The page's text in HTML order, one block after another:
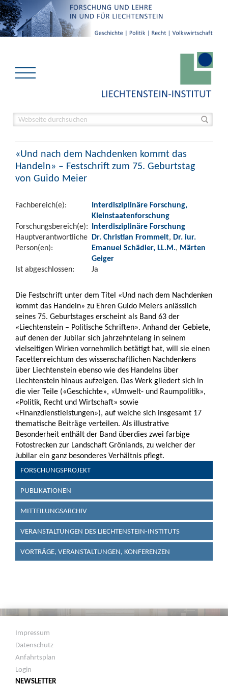
«Und nach dem Nachdenken kommt das
Handeln» – Festschrift zum 75. Geburtstag
von Guido Meier
Fachbereich(e):
Interdisziplinäre Forschung,
Kleinstaatenforschung
Forschungsbereich(e): Interdisziplinäre Forschung
Hauptverantwortliche
Person(en):
Dr. Christian Frommelt, Dr. iur.
Emanuel Schädler, LL.M., Märten
Geiger
Ist abgeschlossen:
Ja
Die Festschrift unter dem Titel «Und nach dem Nachdenken
kommt das Handeln» zu Ehren Guido Meiers anlässlich
seines 75. Geburtstages erscheint als Band 63 der
«Liechtenstein – Politische Schriften». Anhand der Gebiete,
auf denen der Jubilar sich jahrzehntelang in seinem
vielseitigen Wirken vornehmlich betätigt hat, will sie einen
Facettenreichtum des wissenschaftlichen Nachdenkens
über Liechtenstein ebenso wie des Handelns über
Liechtenstein hinaus aufzeigen. Das Werk gliedert sich in
die vier Teile («Geschichte», «Umwelt- und Raumpolitik»,
«Politik, Recht und Wirtschaft» sowie
«Finanzdienstleistungen»), auf welche sich insgesamt 17
thematische Beiträge verteilen. Als illustrative
Besonderheit enthält der Band überdies zwei farbige
Fotostrecken zur Landschaft Grönlands, zu welcher der
Jubilar ein ganz besonderes Verhältnis pflegt.
FORSCHUNGSPROJEKT
PUBLIKATIONEN
MITTEILUNGSARCHIV
VERANSTALTUNGEN DES LIECHTENSTEIN-INSTITUTS
VORTRÄGE, VERANSTALTUNGEN, KONFERENZEN
Impressum
Datenschutz
Anfahrtsplan
Login
NEWSLETTER